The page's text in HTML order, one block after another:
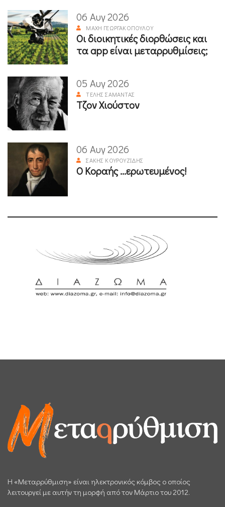
06 Αυγ 2026
ΜΆΧΗ ΓΕΩΡΓΑΚΟΠΟΎΛΟΥ
Οι διοικητικές διορθώσεις και
τα app είναι μεταρρυθμίσεις;
05 Αυγ 2026
ΤΈΛΗΣ ΣΑΜΑΝΤΆΣ
Τζον Χιούστον
06 Αυγ 2026
ΣΆΚΗΣ ΚΟΥΡΟΥΖΊΔΗΣ
Ο Κοραής ...ερωτευμένος!
H «Μεταρρύθμιση» είναι ηλεκτρονικός κόμβος ο οποίος
λειτουργεί με αυτήν τη μορφή από τον Μάρτιο του 2012.